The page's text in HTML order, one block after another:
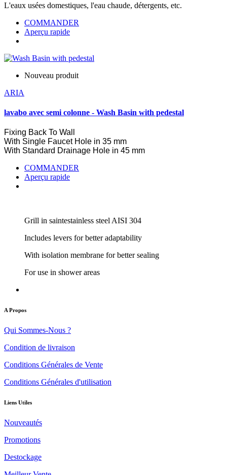
L'eaux usées domestiques, l'eau chaude, détergents, etc.
COMMANDER
Aperçu rapide
Nouveau produit
ARIA
lavabo avec semi colonne - Wash Basin with pedestal
Fixing Back To Wall
With Single Faucet Hole in 35 mm
With Standard Drainage Hole in 45 mm
COMMANDER
Aperçu rapide
Grill in saintestainless steel AISI 304
Includes levers for better adaptability
With isolation membrane for better sealing
For use in shower areas
A Propos
Qui Sommes-Nous ?
Condition de livraison
Conditions Générales de Vente
Conditions Générales d'utilisation
Liens Utiles
Nouveautés
Promotions
Destockage